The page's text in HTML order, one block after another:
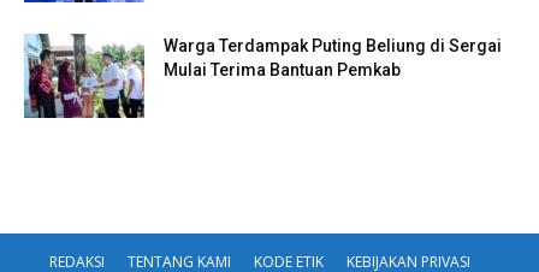
Warga Terdampak Puting Beliung di Sergai
Mulai Terima Bantuan Pemkab
REDAKSI TENTANG KAMI KODE ETIK KEBIJAKAN PRIVASI